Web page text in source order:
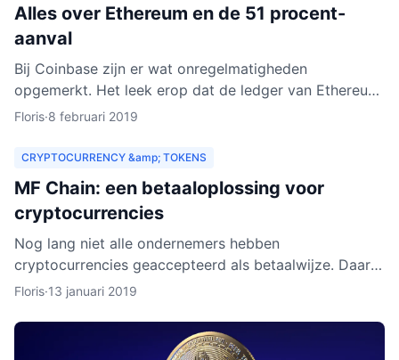
Alles over Ethereum en de 51 procent-
aanval
Bij Coinbase zijn er wat onregelmatigheden
opgemerkt. Het leek erop dat de ledger van Ethereum
Classic werd herschreven. Dat zou betekenen dat
Floris·8 februari 2019
CRYPTOCURRENCY &amp; TOKENS
MF Chain: een betaaloplossing voor
cryptocurrencies
Nog lang niet alle ondernemers hebben
cryptocurrencies geaccepteerd als betaalwijze. Daar
wil MF Chain een verandering in maken. Het bedrijf wil
Floris·13 januari 2019